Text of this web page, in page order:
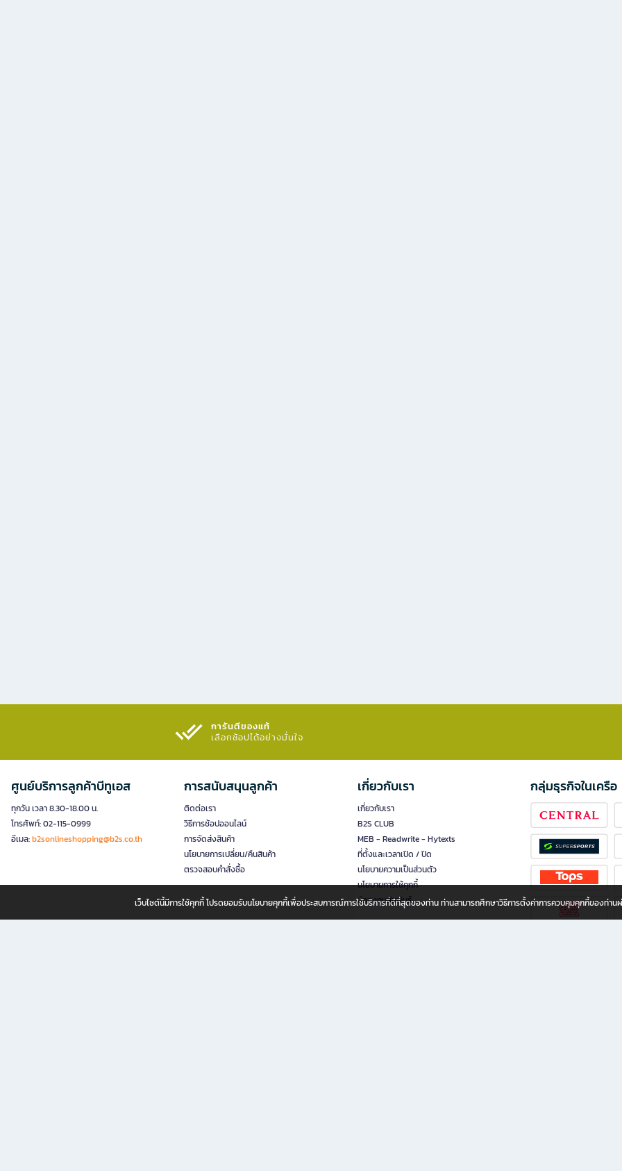
การันตีของแท้
เลือกช้อปได้อย่างมั่นใจ​
ศูนย์บริการลูกค้าบีทูเอส
ทุกวัน เวลา 8.30-18.00 น.
โทรศัพท์: 02-115-0999
อีเมล:b2sonlineshopping@b2s.co.th
การสนับสนุนลูกค้า
ติดต่อเรา
วิธีการช้อปออนไลน์
การจัดส่งสินค้า
นโยบายการเปลี่ยน/คืนสินค้า
ตรวจสอบคำสั่งซื้อ
เกี่ยวกับเรา
เกี่ยวกับเรา
B2S CLUB
MEB - Readwrite - Hytexts
ที่ตั้งและเวลาเปิด / ปิด
นโยบายความเป็นส่วนตัว
นโยบายการใช้คุกกี้
นักลงทุนสัมพันธ์
กลุ่มธุรกิจในเครือ
เว็บไซต์นี้มีการใช้คุกกี้ โปรดยอมรับนโยบายคุกกี้เพื่อประสบการณ์การใช้บริการที่ดีที่สุดของท่าน ท่านสามารถศึกษาวิธีการตั้งค่าการควบคุมคุกกี้ของท่าน